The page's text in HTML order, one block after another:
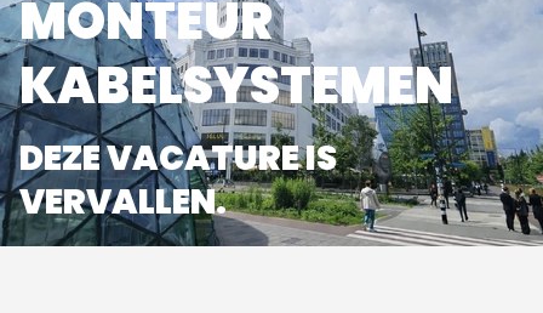
MONTEUR
KABELSYSTEMEN
DEZE VACATURE IS
VERVALLEN.